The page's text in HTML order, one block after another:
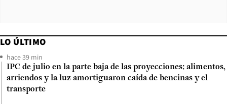
LO ÚLTIMO
hace 39 min
IPC de julio en la parte baja de las proyecciones: alimentos,
arriendos y la luz amortiguaron caída de bencinas y el
transporte